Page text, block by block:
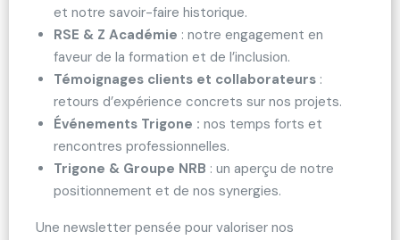
et notre savoir-faire historique.
RSE & Z Académie : notre engagement en
faveur de la formation et de l’inclusion.
Témoignages clients et collaborateurs :
retours d’expérience concrets sur nos projets.
Événements Trigone : nos temps forts et
rencontres professionnelles.
Trigone & Groupe NRB : un aperçu de notre
positionnement et de nos synergies.
Une newsletter pensée pour valoriser nos